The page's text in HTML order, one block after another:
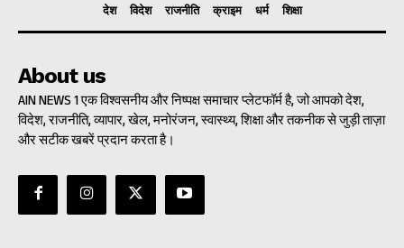
देश विदेश राजनीति क्राइम धर्म शिक्षा
About us
AIN NEWS 1 एक विश्वसनीय और निष्पक्ष समाचार प्लेटफॉर्म है, जो आपको देश,
विदेश, राजनीति, व्यापार, खेल, मनोरंजन, स्वास्थ्य, शिक्षा और तकनीक से जुड़ी ताज़ा
और सटीक खबरें प्रदान करता है।